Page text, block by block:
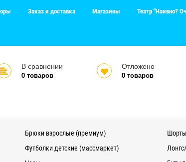
Заказ и доставка Магазины Театр "Наивно?
В сравнении
0товаров
Отложено
0 товаров
Брюки взрослые (премиум)
Футболки детские (массмаркет)